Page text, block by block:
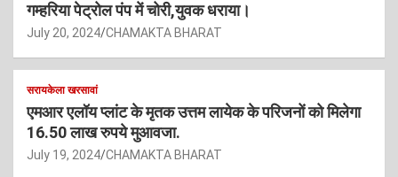
गम्हरिया पेट्रोल पंप में चोरी,युवक धराया।
July 20, 2024 CHAMAKTA BHARAT
सरायकेला खरसावां
एमआर एलॉय प्लांट के मृतक उत्तम लायेक के परिजनों को मिलेगा
16.50 लाख रुपये मुआवजा.
July 19, 2024 CHAMAKTA BHARAT